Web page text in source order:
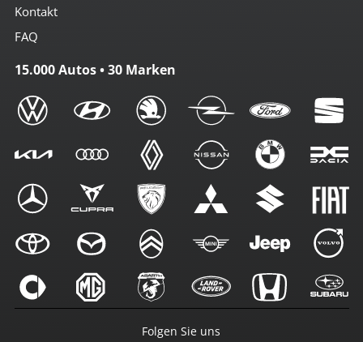
Kontakt
FAQ
15.000 Autos • 30 Marken
Folgen Sie uns